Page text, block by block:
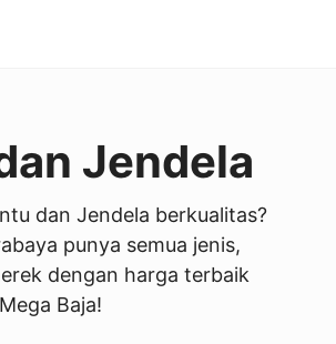
Jendela
dan Jendela berkualitas?
punya semua jenis,
dengan harga terbaik
Baja!